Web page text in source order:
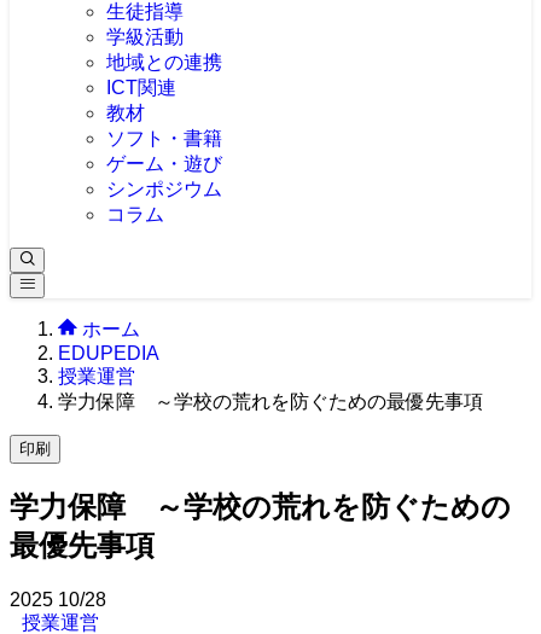
生徒指導
学級活動
地域との連携
ICT関連
教材
ソフト・書籍
ゲーム・遊び
シンポジウム
コラム
ホーム
EDUPEDIA
授業運営
学力保障 ～学校の荒れを防ぐための最優先事項
印刷
学力保障 ～学校の荒れを防ぐための
最優先事項
2025 10/28
授業運営